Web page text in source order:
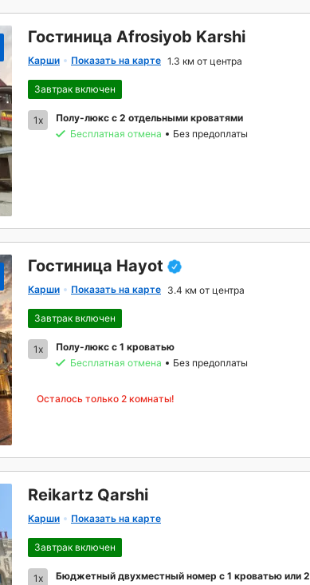
Гостиница Afrosiyob Karshi
Карши Показать на карте 1.3 км от центра
Завтрак включен
1x
Полу-люкс с 2 отдельными кроватями
Бесплатная отмена
Без предоплаты
Гостиница Hayot
Карши Показать на карте 3.4 км от центра
Завтрак включен
1x
Полу-люкс с 1 кроватью
Бесплатная отмена
Без предоплаты
Осталось только 2 комнаты!
Reikartz Qarshi
Карши Показать на карте
Завтрак включен
1x
Бюджетный двухместный номер с 1 кроватью или 2